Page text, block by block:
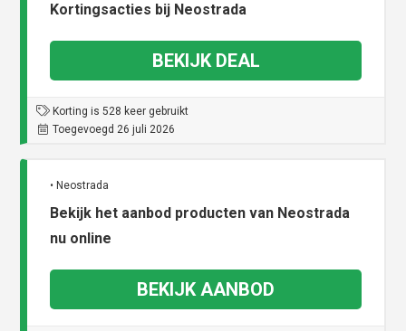
Kortingsacties bij Neostrada
BEKIJK DEAL
Korting is 528 keer gebruikt
Toegevoegd 26 juli 2026
• Neostrada
Bekijk het aanbod producten van Neostrada
nu online
BEKIJK AANBOD